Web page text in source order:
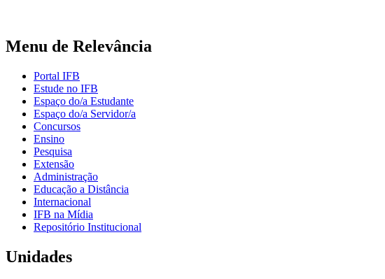
Menu de Relevância
Portal IFB
Estude no IFB
Espaço do/a Estudante
Espaço do/a Servidor/a
Concursos
Ensino
Pesquisa
Extensão
Administração
Educação a Distância
Internacional
IFB na Mídia
Repositório Institucional
Unidades